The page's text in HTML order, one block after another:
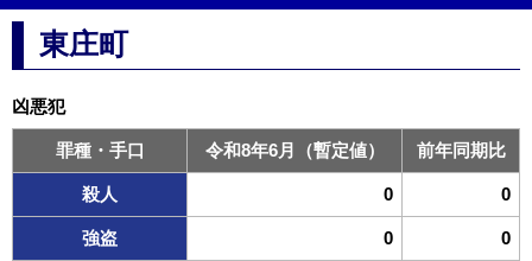
東庄町
凶悪犯
罪種・手口 令和8年6月（暫定値） 前年同期比
殺人 0 0
強盗 0 0